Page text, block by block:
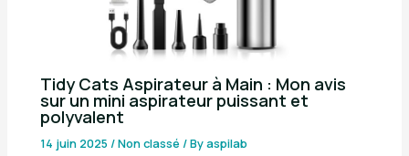
Tidy Cats Aspirateur à Main : Mon avis
sur un mini aspirateur puissant et
polyvalent
14 juin 2025/Non classé / Byaspilab